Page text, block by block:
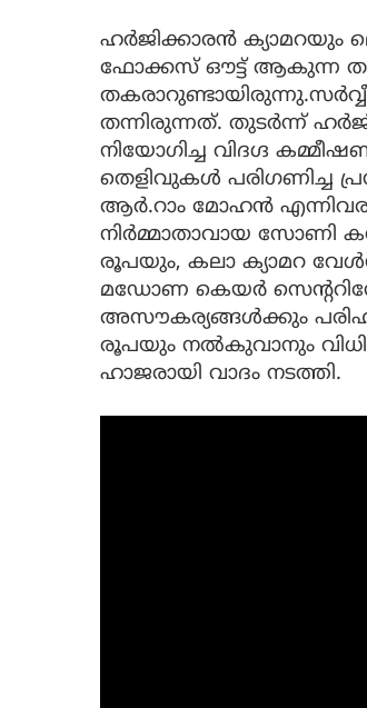
ഹർജിക്കാരൻ ക്യാമറയും
ഫോക്കസ് ഔട്ട് ആകുന്ന
തന്നിരുന്നത്. തുടർന്ന്
നിയോഗിച്ച വിദഗ്ദ
തെളിവുകൾ പരിഗണിച്ച
ആർ.റാം മോഹൻ
നിർമ്മാതാവായ സോണി
രൂപയും, കലാ ക്യാമറ
മഡോണ കെയർ
അസൗകര്യങ്ങൾക്കും
രൂപയും നൽകുവാനും
ഹാജരായി വാദം നടത്തി.